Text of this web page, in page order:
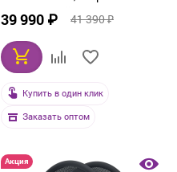
(фиолетовый)
39 990 ₽ 41 390 ₽
Купить в один клик
Заказать оптом
Акция